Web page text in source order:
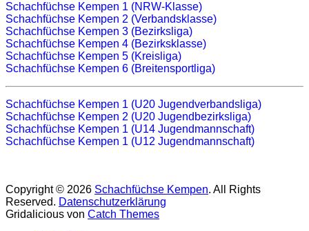
Schachfüchse Kempen 1 (NRW-Klasse)
Schachfüchse Kempen 2 (Verbandsklasse)
Schachfüchse Kempen 3 (Bezirksliga)
Schachfüchse Kempen 4 (Bezirksklasse)
Schachfüchse Kempen 5 (Kreisliga)
Schachfüchse Kempen 6 (Breitensportliga)
Schachfüchse Kempen 1 (U20 Jugendverbandsliga)
Schachfüchse Kempen 2 (U20 Jugendbezirksliga)
Schachfüchse Kempen 1 (U14 Jugendmannschaft)
Schachfüchse Kempen 1 (U12 Jugendmannschaft)
Copyright © 2026 Schachfüchse Kempen. All Rights
Reserved. Datenschutzerklärung
Gridalicious von Catch Themes